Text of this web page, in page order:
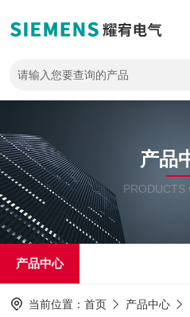
产品
PRODUCTS
产品中心
当前位置： 首页 产品中心